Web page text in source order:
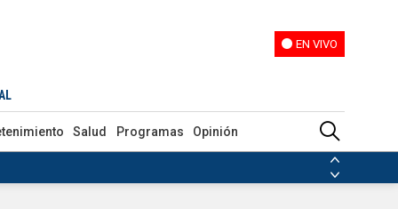
EN VIVO
Salud Programas Opinión
de las FARC